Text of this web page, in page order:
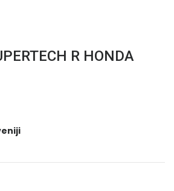
R HONDA